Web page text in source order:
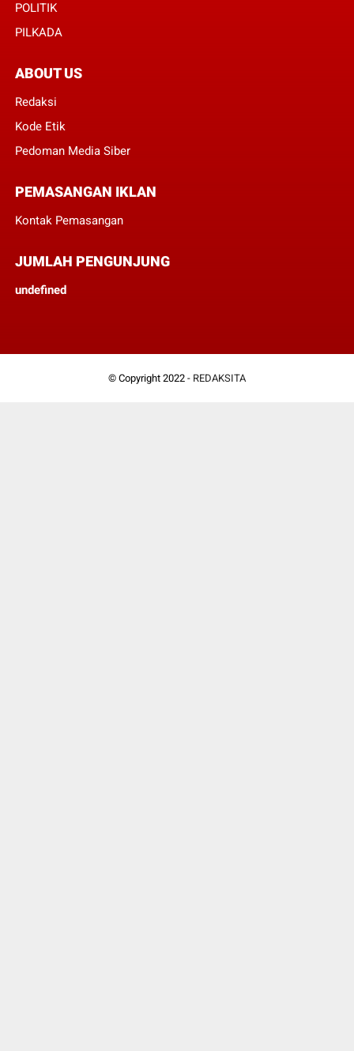
POLITIK
PILKADA
ABOUT US
Redaksi
Kode Etik
Pedoman Media Siber
PEMASANGAN IKLAN
Kontak Pemasangan
JUMLAH PENGUNJUNG
undefned
© Copyright 2022 - REDAKSITA